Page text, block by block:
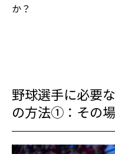
か？
野球選手に必要
の方法①：その